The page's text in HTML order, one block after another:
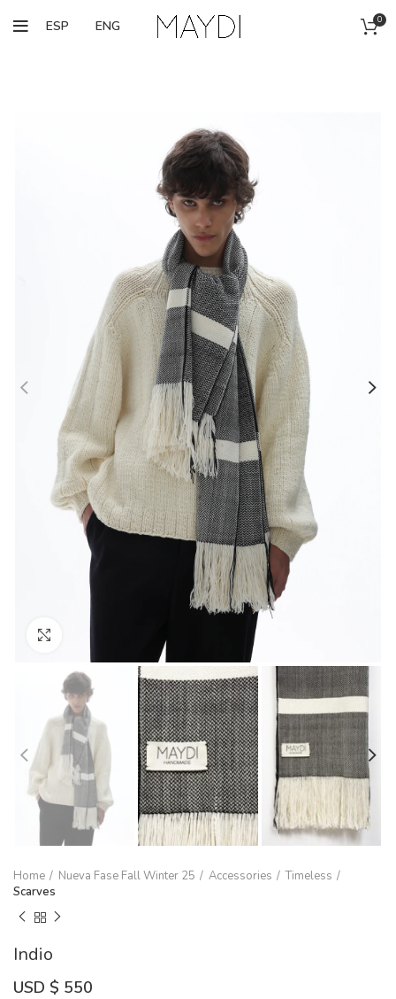
ESP ENG 0
Home Nueva Fase Fall Winter 25 Accessories
Timeless
Scarves
Indio
USD $ 550